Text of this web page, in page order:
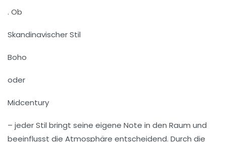
. Ob
Skandinavischer Stil
Boho
oder
Midcentury
– jeder Stil bringt seine eigene Note in den Raum und
beeinflusst die Atmosphäre entscheidend. Durch die